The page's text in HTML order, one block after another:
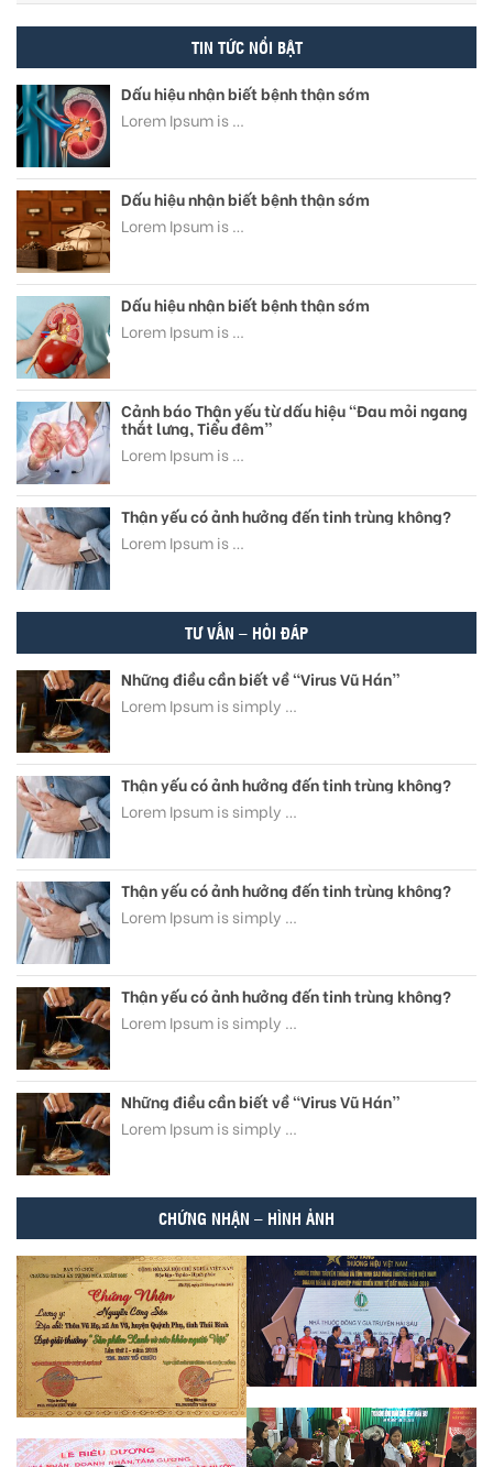
TIN TỨC NỔI BẬT
Dấu hiệu nhận biết bệnh thận sớm
Lorem Ipsum is …
Dấu hiệu nhận biết bệnh thận sớm
Lorem Ipsum is …
Dấu hiệu nhận biết bệnh thận sớm
Lorem Ipsum is …
Cảnh báo Thận yếu từ dấu hiệu “Đau mỏi ngang
thắt lưng, Tiểu đêm”
Lorem Ipsum is …
Thận yếu có ảnh hưởng đến tinh trùng không?
Lorem Ipsum is …
TƯ VẤN – HỎI ĐÁP
Những điều cần biết về “Virus Vũ Hán”
Lorem Ipsum is simply …
Thận yếu có ảnh hưởng đến tinh trùng không?
Lorem Ipsum is simply …
Thận yếu có ảnh hưởng đến tinh trùng không?
Lorem Ipsum is simply …
Thận yếu có ảnh hưởng đến tinh trùng không?
Lorem Ipsum is simply …
Những điều cần biết về “Virus Vũ Hán”
Lorem Ipsum is simply …
CHỨNG NHẬN – HÌNH ẢNH